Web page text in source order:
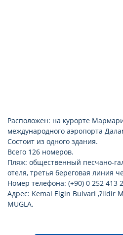
Расположен: на курорте
международного аэропорта
Состоит из одного здания.
Всего 126 номеров.
Пляж: общественный песчано-
отеля, третья береговая линия
Номер телефона: (+90) 0 252 413
Адрес: Kemal Elgin Bulvari ,?ildir
MUGLA.